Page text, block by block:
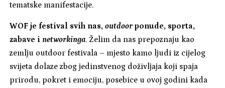
tematske manifestacije.
WOF je festival svih nas,outdoorponude, sporta,
zabave inetworkinga. Želim da nas prepoznaju kao
zemlju outdoor festivala – mjesto kamo ljudi iz cijelog
svijeta dolaze zbog jedinstvenog doživljaja koji spaja
prirodu, pokret i emociju, posebice u ovoj godini kada